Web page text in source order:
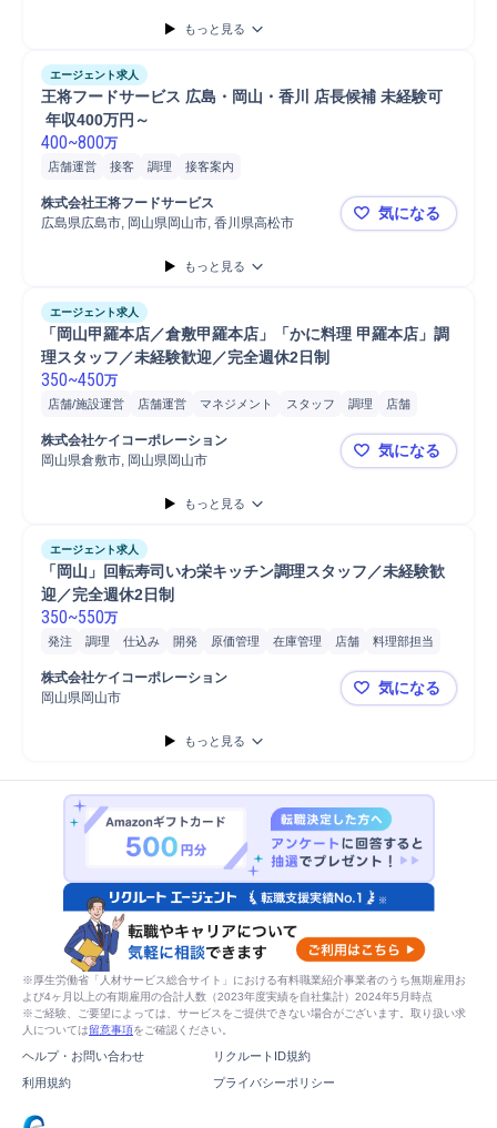
もっと見る
エージェント求人
王将フードサービス 広島・岡山・香川 店長候補 未経験可
年収400万円～
400~800万
店舗運営 接客 調理 接客案内
株式会社王将フードサービス
広島県広島市, 岡山県岡山市, 香川県高松市
王将フード
気になる
もっと見る
エージェント求人
「岡山甲羅本店／倉敷甲羅本店」「かに料理 甲羅本店」調
理スタッフ／未経験歓迎／完全週休2日制
350~450万
店舗/施設運営 店舗運営 マネジメント スタッフ 調理
店舗
和食調理
調理補助
調理器具/食器
株式会社ケイコーポレーション
岡山県倉敷市, 岡山県岡山市
「岡山甲羅
気になる
もっと見る
エージェント求人
「岡山」回転寿司いわ栄キッチン調理スタッフ／未経験歓
迎／完全週休2日制
350~550万
発注 調理 仕込み 開発 原価管理 在庫管理 店舗
料理部担当
料理説明
株式会社ケイコーポレーション
岡山県岡山市
「岡山」回
気になる
もっと見る
※厚生労働省「人材サービス総合サイト」における有料職業紹介事業者のうち無期雇用お
よび4ヶ月以上の有期雇用の合計人数（2023年度実績を自社集計）2024年5月時点
※ご経験、ご要望によっては、サービスをご提供できない場合がございます。取り扱い求
人については留意事項をご確認ください。
ヘルプ・お問い合わせ
リクルートID規約
利用規約
プライバシーポリシー